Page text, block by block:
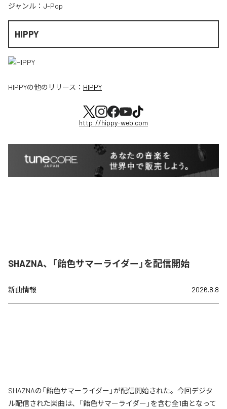
ジャンル： J-Pop
HIPPY
HIPPYの他のリリース： HIPPY
http://hippy-web.com
SHAZNA、「飴色サマーライダー」を配信開始
新曲情報 2026.8.8
SHAZNAの「飴色サマーライダー」が配信開始された。今回デジタ
ル配信された楽曲は、「飴色サマーライダー」を含む全1曲となって